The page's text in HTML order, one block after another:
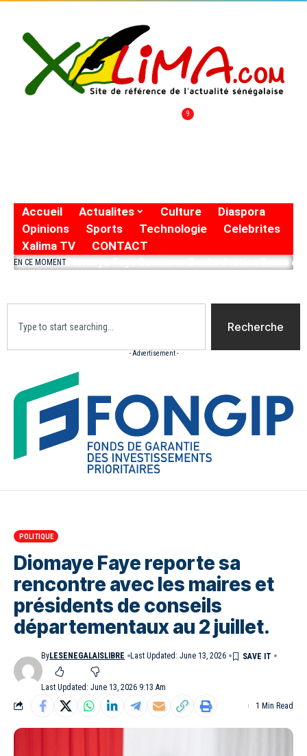
9
Accueil Actualites Culture
Diaspora
Opinions
Sports Technologie
Celebrites
Xalima TV
CONTACT
EN CE MOMENTDiomaye FayeOusmane SonkoJustice2eme
Recherche
- Advertisement -
POLITIQUE
Diomaye Faye reporte sa
rencontre avec les maires et
présidents de conseils
départementaux au 2 juillet.
Last Updated: June 13, 2026 9:13 Am
ByLESENEGALAISLIBRE Last Updated: June 13, 2026
1 Min Read